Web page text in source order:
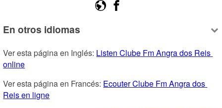
En otros idiomas
Ver esta página en Inglés: Listen Clube Fm Angra dos Reis
online
Ver esta página en Francés: Ecouter Clube Fm Angra dos
Reis en ligne